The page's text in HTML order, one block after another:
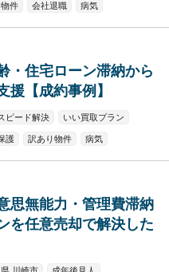
件 会社退職 病気
・住宅ローン滞納から
援【成約事例】
ピード解決 いい買取プラン
護 訳あり物件 病気
思無能力・管理費滞納
を任意売却で解決した